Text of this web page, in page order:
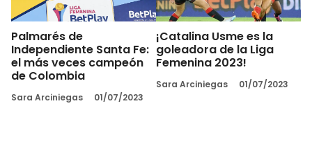
Palmarés de
Independiente Santa Fe:
el más veces campeón
de Colombia
Sara Arciniegas 01/07/2023
¡Catalina Usme es la
goleadora de la Liga
Femenina 2023!
Sara Arciniegas 01/07/2023